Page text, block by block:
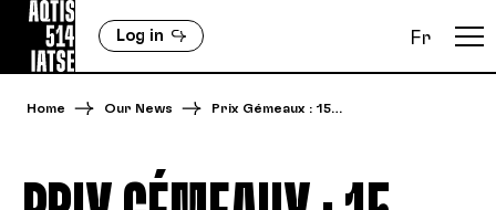
Log in Fr
Home Our News Prix Gémeaux : 15…